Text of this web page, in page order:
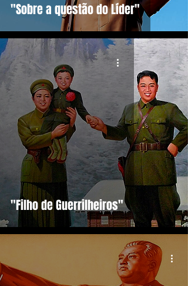
"Sobre a questão do Líder"
"Filho de Guerrilheiros"